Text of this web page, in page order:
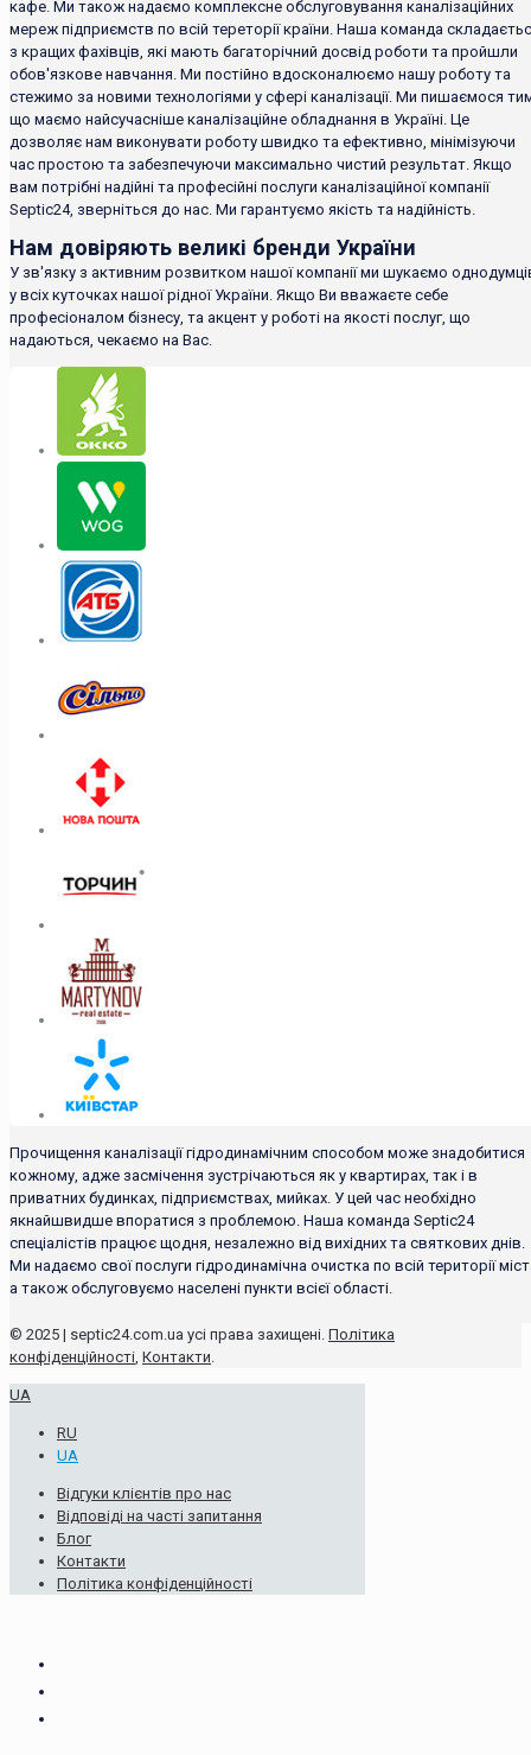
кафе. Ми також надаємо комплексне обслуговування каналізаційних
мереж підприємств по всій тереторії країни. Наша команда
з кращих фахівців, які мають багаторічний досвід роботи та пройшли
обов'язкове навчання. Ми постійно вдосконалюємо нашу роботу та
стежимо за новими технологіями у сфері каналізації. Ми пишаємося
що маємо найсучасніше каналізаційне обладнання в Україні. Це
дозволяє нам виконувати роботу швидко та ефективно, мінімізуючи
час простою та забезпечуючи максимально чистий результат. Якщо
вам потрібні надійні та професійні послуги каналізаційної компанії
Septic24, зверніться до нас. Ми гарантуємо якість та надійність.
Нам довіряють великі бренди України
У зв'язку з активним розвитком нашої компанії ми шукаємо
у всіх куточках нашої рідної України. Якщо Ви вважаєте себе
професіоналом бізнесу, та акцент у роботі на якості послуг, що
надаються, чекаємо на Вас.
Прочищення каналізації гідродинамічним способом може знадобитися
кожному, адже засмічення зустрічаються як у квартирах, так і в
приватних будинках, підприємствах, мийках. У цей час необхідно
якнайшвидше впоратися з проблемою. Наша команда Septic24
спеціалістів працює щодня, незалежно від вихідних та святкових днів.
Ми надаємо свої послуги гідродинамічна очистка по всій території
а також обслуговуємо населені пункти всієї області.
© 2025 | septic24.com.ua усі права захищені. Політика
конфіденційності, Контакти.
UA
RU
UA
Відгуки клієнтів про нас
Відповіді на часті запитання
Блог
Контакти
Політика конфіденційності